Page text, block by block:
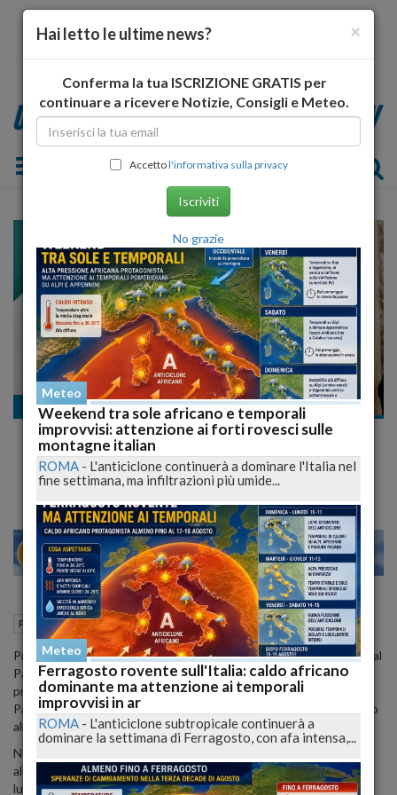
Toggle navigation
Politica
Coronavirus, Stato d'emergenza si va verso
proroga a fine ottobre
25 30 VENEZIA
Politica Roma (RM) 28 Luglio 2020 09:26
Prorogare lo stato d'emergenza da Coronavirus, ma dare garanzie al
Parlamento con alcuni "paletti", la richiesta arriva da Pd e Iv, a
proposito delle comunicazioni del premier Giuseppe Conte in
Parlamento previste per oggi e domani (in Senato martedì 28 luglio
alle ore 16.30 e mercoledì 29, alle 9.30, alla Camera).
Non si attendono fibrillazioni dal voto in Aula: la linea della proroga
al 31 ottobre della delibera di stato d'emergenza, che scade il 31
luglio, dovrebbe reggere. Senza, sarebbe difficile garantire
×
Hai letto le ultime news?
Conferma la tua ISCRIZIONE GRATIS per
continuare a ricevere Notizie, Consigli e Meteo.
Accettol'informativa sulla privacy
Iscriviti
No grazie
Meteo
Weekend tra sole africano e temporali
improvvisi: attenzione ai forti rovesci sulle
montagne italian
ROMA - L'anticiclone continuerà a dominare l'Italia nel
fine settimana, ma infiltrazioni più umide...
Meteo
Ferragosto rovente sull'Italia: caldo africano
dominante ma attenzione ai temporali
improvvisi in ar
ROMA - L'anticiclone subtropicale continuerà a
dominare la settimana di Ferragosto, con afa intensa,...